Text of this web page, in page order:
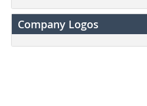
Company Logos